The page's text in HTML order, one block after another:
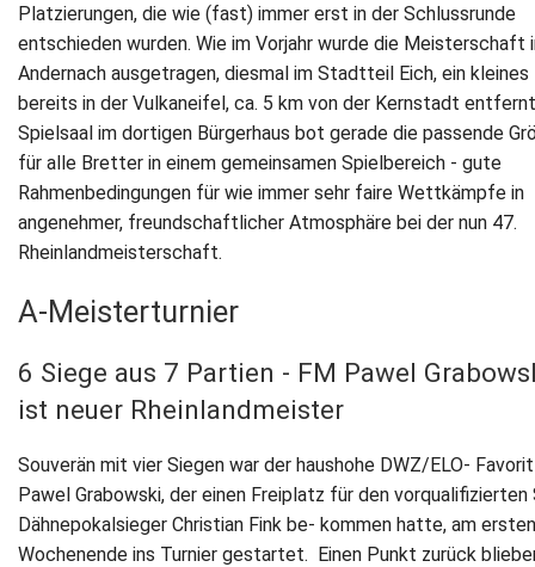
Platzierungen, die wie (fast) immer erst in der Schlussrunde
entschieden wurden. Wie im Vorjahr wurde die Meisterschaft
Andernach ausgetragen, diesmal im Stadtteil Eich, ein
bereits in der Vulkaneifel, ca. 5 km von der Kernstadt
Spielsaal im dortigen Bürgerhaus bot gerade die passende
für alle Bretter in einem gemeinsamen Spielbereich - gute
Rahmenbedingungen für wie immer sehr faire Wettkämpfe in
angenehmer, freundschaftlicher Atmosphäre bei der nun 47.
Rheinlandmeisterschaft.
A-Meisterturnier
6 Siege aus 7 Partien - FM Pawel
ist neuer Rheinlandmeister
Souverän mit vier Siegen war der haushohe DWZ/ELO-
Pawel Grabowski, der einen Freiplatz für den vorqualifizierten
Dähnepokalsieger Christian Fink be- kommen hatte, am ersten
Wochenende ins Turnier gestartet. Einen Punkt zurück